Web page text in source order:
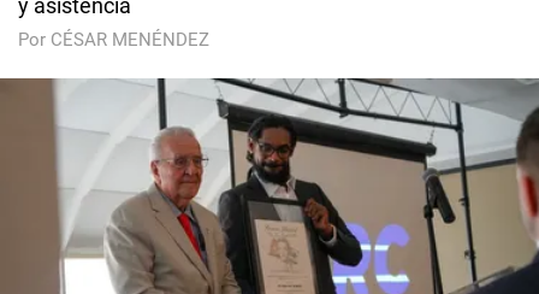
y asistencia
Por CÉSAR MENÉNDEZ